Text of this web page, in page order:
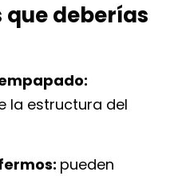
que deberías
la estructura del
pueden